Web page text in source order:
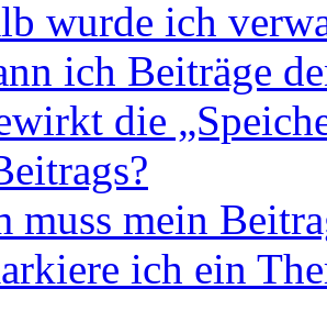
wurde ich
ich Beiträge
die
muss mein
ich ein